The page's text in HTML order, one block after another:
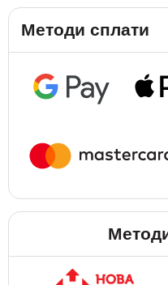
Методи сплати